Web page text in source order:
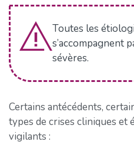
Toutes les
s’accompagnent
sévères.
Certains antécédents,
types de crises cliniques et
vigilants :